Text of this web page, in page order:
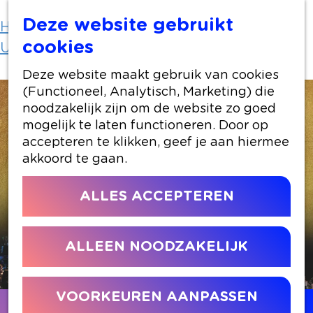
Deze website gebruikt
cookies
Deze website maakt gebruik van cookies
(Functioneel, Analytisch, Marketing) die
noodzakelijk zijn om de website zo goed
mogelijk te laten functioneren. Door op
accepteren te klikken, geef je aan hiermee
akkoord te gaan.
ALLES ACCEPTEREN
ALLEEN NOODZAKELIJK
VOORKEUREN AANPASSEN
Home
Uit-agenda
Uit-agenda overzicht